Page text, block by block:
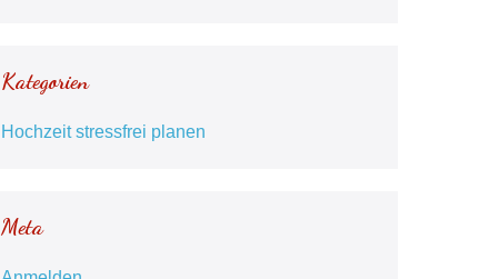
Kategorien
Hochzeit stressfrei planen
Meta